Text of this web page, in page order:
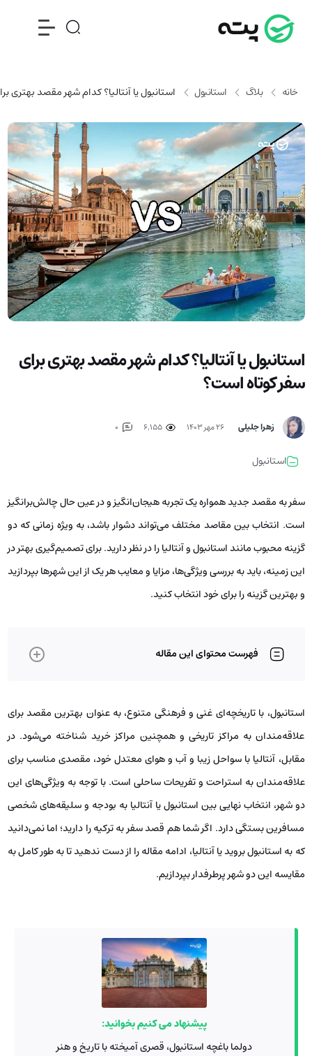
خانه بلاگ استانبول استانبول یا آنتالیا؟ کدام شهر مقصد بهتری
استانبول یا آنتالیا؟ کدام شهر مقصد بهتری برای
سفر کوتاه است؟
زهرا جلیلی ۲۶ مهر ۱۴۰۳ 6,155
استانبول
سفر به مقصد جدید همواره یک تجربه هیجان‌انگیز و در عین حال چالش‌برانگیز
است. انتخاب بین مقاصد مختلف می‌تواند دشوار باشد، به ویژه زمانی که دو
گزینه محبوب مانند استانبول و آنتالیا را در نظر دارید. برای تصمیم‌گیری بهتر در
این زمینه، باید به بررسی ویژگی‌ها، مزایا و معایب هر یک از این شهرها بپردازید
و بهترین گزینه را برای خود انتخاب کنید.
فهرست محتوای این مقاله
استانبول، با تاریخچه‌ای غنی و فرهنگی متنوع، به عنوان بهترین مقصد برای
علاقه‌مندان به مراکز تاریخی و همچنین مراکز خرید شناخته می‌شود. در
مقابل، آنتالیا با سواحل زیبا و آب و هوای معتدل خود، مقصدی مناسب برای
علاقه‌مندان به استراحت و تفریحات ساحلی است. با توجه به ویژگی‌های این
دو شهر، انتخاب نهایی بین استانبول یا آنتالیا به بودجه و سلیقه‌های شخصی
مسافرین بستگی دارد. اگر شما هم قصد سفر به ترکیه را دارید؛ اما نمی‌دانید
که به استانبول بروید یا آنتالیا،‌ ادامه مقاله را از دست ندهید تا به طور کامل به
مقایسه این دو شهر پرطرفدار بپردازیم.
پیشنهاد می کنیم بخوانید:
دولما باغچه استانبول، قصری آمیخته با تاریخ و هنر